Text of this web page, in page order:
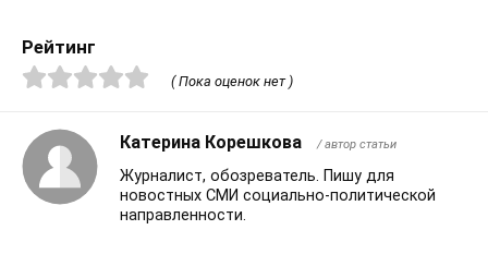
Рейтинг
( Пока оценок нет )
Катерина Корешкова / автор статьи
Журналист, обозреватель. Пишу для
новостных СМИ социально-политической
направленности.